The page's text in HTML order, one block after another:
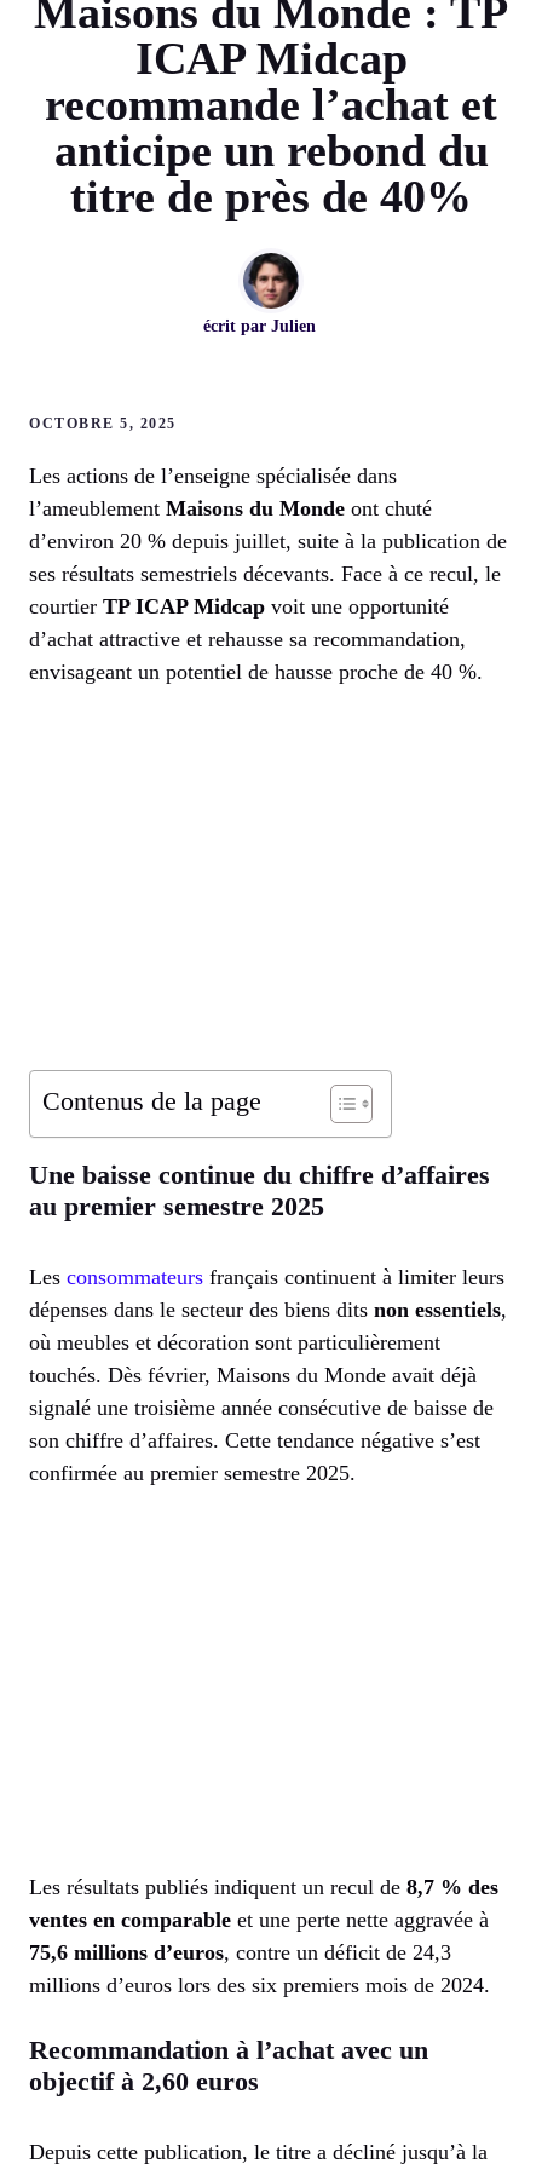
Maisons du Monde : TP
ICAP Midcap
recommande l’achat et
anticipe un rebond du
titre de près de 40%
écrit par Julien
OCTOBRE 5, 2025
Les actions de l’enseigne spécialisée dans
l’ameublement Maisons du Monde ont chuté
d’environ 20 % depuis juillet, suite à la publication de
ses résultats semestriels décevants. Face à ce recul, le
courtier TP ICAP Midcap voit une opportunité
d’achat attractive et rehausse sa recommandation,
envisageant un potentiel de hausse proche de 40 %.
Contenus de la page
Une baisse continue du chiffre d’affaires
au premier semestre 2025
Les consommateurs français continuent à limiter leurs
dépenses dans le secteur des biens dits non essentiels,
où meubles et décoration sont particulièrement
touchés. Dès février, Maisons du Monde avait déjà
signalé une troisième année consécutive de baisse de
son chiffre d’affaires. Cette tendance négative s’est
confirmée au premier semestre 2025.
Les résultats publiés indiquent un recul de 8,7 % des
ventes en comparable et une perte nette aggravée à
75,6 millions d’euros, contre un déficit de 24,3
millions d’euros lors des six premiers mois de 2024.
Recommandation à l’achat avec un
objectif à 2,60 euros
Depuis cette publication, le titre a décliné jusqu’à la